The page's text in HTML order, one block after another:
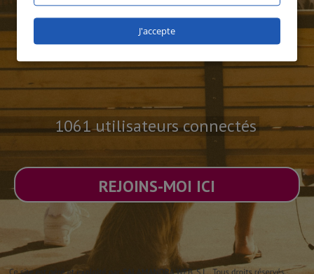
1061 utilisateurs connectés
REJOINS-MOI ICI
J'accepte